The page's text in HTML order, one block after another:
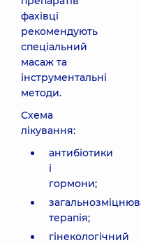
фахівці
рекомендують
спеціальний
масаж та
інструментальні
методи.
Схема
лікування:
антибіотики
і
гормони;
терапія;
гінекологічний